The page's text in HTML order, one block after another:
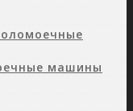
машины